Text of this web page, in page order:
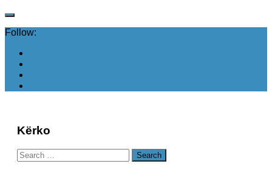
Follow:
Kërko
Search
for: